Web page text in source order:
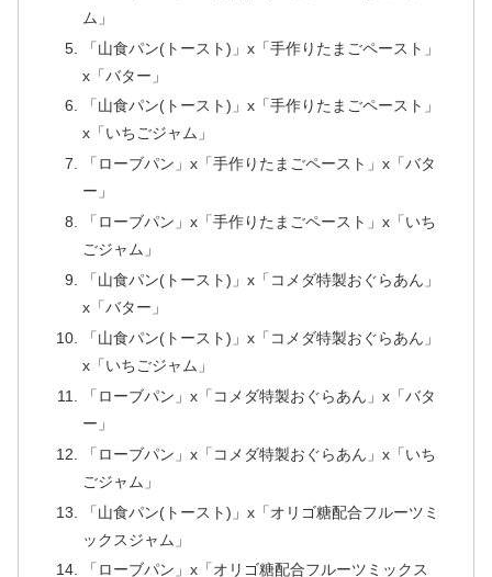
ム」
「山食パン(トースト)」x「手作りたまごペースト」
x「バター」
「山食パン(トースト)」x「手作りたまごペースト」
x「いちごジャム」
「ローブパン」x「手作りたまごペースト」x「バタ
ー」
「ローブパン」x「手作りたまごペースト」x「いち
ごジャム」
「山食パン(トースト)」x「コメダ特製おぐらあん」
x「バター」
「山食パン(トースト)」x「コメダ特製おぐらあん」
x「いちごジャム」
「ローブパン」x「コメダ特製おぐらあん」x「バタ
ー」
「ローブパン」x「コメダ特製おぐらあん」x「いち
ごジャム」
「山食パン(トースト)」x「オリゴ糖配合フルーツミ
ックスジャム」
「ローブパン」x「オリゴ糖配合フルーツミックス